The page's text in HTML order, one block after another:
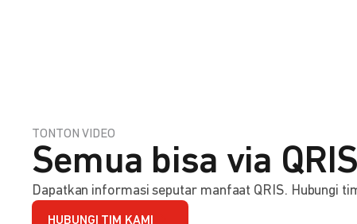
TONTON VIDEO
Semua bisa via
Dapatkan informasi seputar manfaat QRIS. Hubungi
HUBUNGI TIM KAMI